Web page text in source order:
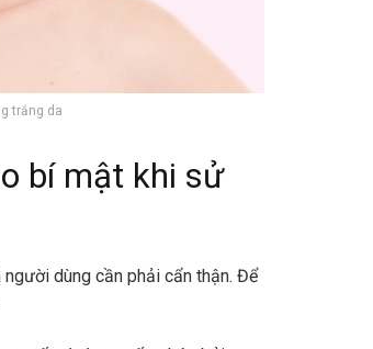
trắng da
bí mật khi sử
dùng cần phải cẩn thận. Để